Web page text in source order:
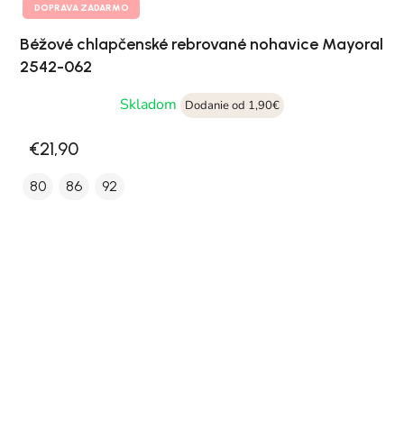
DOPRAVA ZADARMO
Béžové chlapčenské rebrované nohavice Mayoral
2542-062
Skladom
Dodanie od 1,90€
€21,90
80 86 92